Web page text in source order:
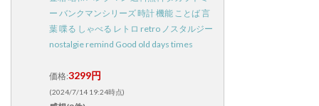
ー バンクマンシリーズ 時計 機能 ことば 言
葉 喋る しゃべる レトロ retro ノスタルジー
nostalgie remind Good old days times
価格:3299円
(2024/7/14 19:24時点)